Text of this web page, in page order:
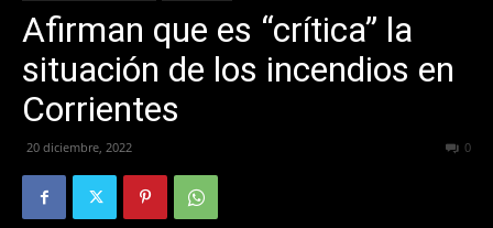
Afirman que es “crítica” la
situación de los incendios en
Corrientes
20 diciembre, 2022 0